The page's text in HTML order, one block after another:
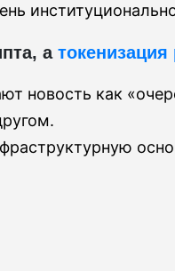
а
новость как